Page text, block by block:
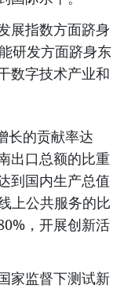
展指数方面跻身
研发方面跻身东
数字技术产业和
长的贡献率达
出口总额的比重
到国内生产总值
上公共服务的比
，开展创新活
家监督下测试新